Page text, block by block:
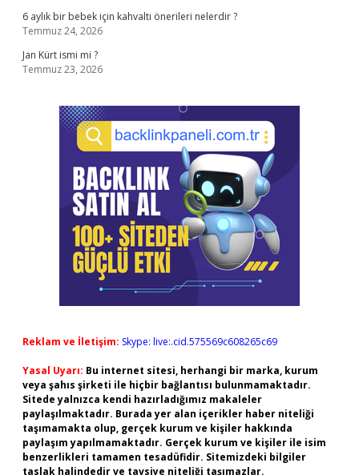
6 aylık bir bebek için kahvaltı önerileri nelerdir ?
Temmuz 24, 2026
Jan Kürt ismi mi ?
Temmuz 23, 2026
Reklam ve İletişim: Skype: live:.cid.575569c608265c69
Yasal Uyarı: Bu internet sitesi, herhangi bir marka, kurum
veya şahıs şirketi ile hiçbir bağlantısı bulunmamaktadır.
Sitede yalnızca kendi hazırladığımız makaleler
paylaşılmaktadır. Burada yer alan içerikler haber niteliği
taşımamakta olup, gerçek kurum ve kişiler hakkında
paylaşım yapılmamaktadır. Gerçek kurum ve kişiler ile isim
benzerlikleri tamamen tesadüfidir. Sitemizdeki bilgiler
taslak halindedir ve tavsiye niteliği taşımazlar.